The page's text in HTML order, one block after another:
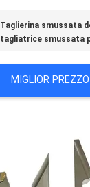
Taglierina smussata
tagliatrice smussata
MIGLIOR PREZZO